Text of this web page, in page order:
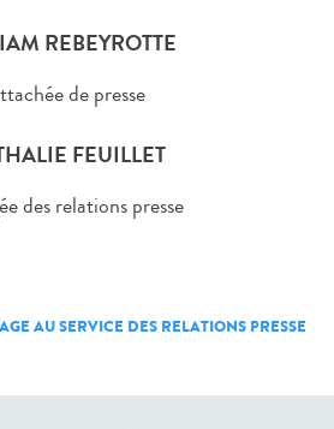
REBEYROTTE
de presse
FEUILLET
des relations presse
AU SERVICE DES RELATIONS PRESSE